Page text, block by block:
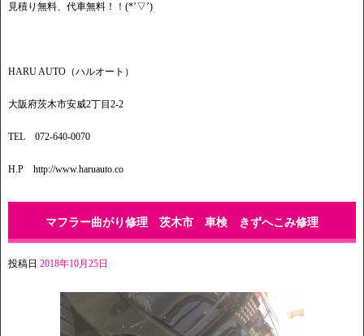
見積り無料、代車無料！！(*’▽’)
HARU AUTO（ハルオート）
大阪府茨木市安威2丁目2-2
TEL 072-640-0070
H.P http://www.haruauto.co
マフラー曲がり修理 茨木市 車検 きずへこみ修理
投稿日 2018年10月25日